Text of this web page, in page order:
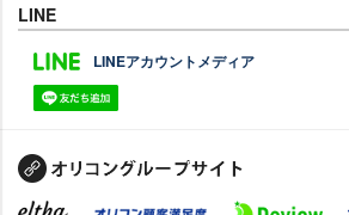
LINE
LINEアカウントメディア